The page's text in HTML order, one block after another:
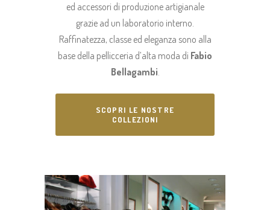
ed accessori di produzione artigianale
grazie ad un laboratorio interno.
Raffinatezza, classe ed eleganza sono alla
base della pellicceria d’alta moda di Fabio
Bellagambi.
SCOPRI LE NOSTRE
COLLEZIONI